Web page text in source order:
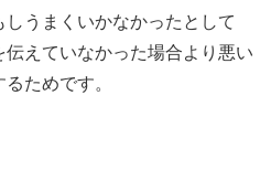
うまくいかなかったとして
伝えていなかった場合より悪い
ためです。